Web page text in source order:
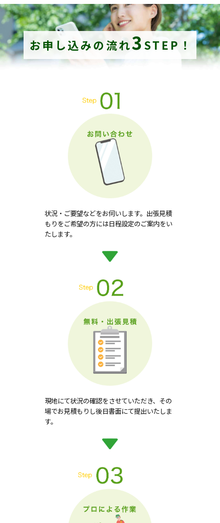
お申し込みの流れ3 STEP！
状況・ご要望などをお伺いします。出張見積
もりをご希望の方には日程設定のご案内をい
たします。
現地にて状況の確認をさせていただき、その
場でお見積もりし後日書面にて提出いたしま
す。